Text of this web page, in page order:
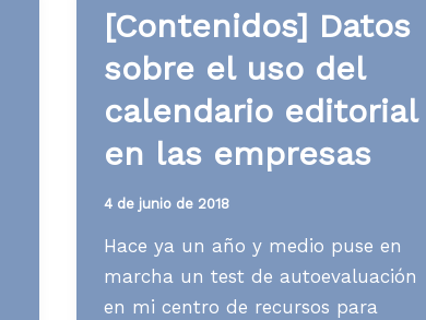
[Contenidos] Datos
sobre el uso del
calendario editorial
en las empresas
4 de junio de 2018
Hace ya un año y medio puse en
marcha un test de autoevaluación
en mi centro de recursos para